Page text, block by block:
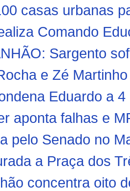
casas urbanas
Comando
Sargento
e Zé
Eduardo a
aponta falhas e
pelo Senado no
a Praça dos
concentra oito